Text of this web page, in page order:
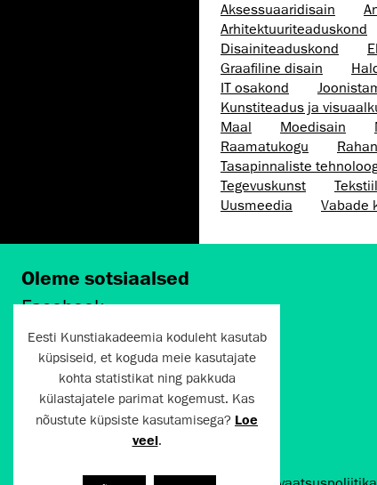
Aksessuaaridisain
Arhitektuuri­teaduskond
Disaini­­teaduskond
Graafiline disain
IT osakond
Kunstiteadus ja
Maal
Moedisain
Raamatukogu
Tasapinnaliste
Tegevuskunst
Uusmeedia
Vabade
Oleme sotsiaalsed
Facebook
Twitter
LinkedIn
Flickr
Vimeo
YouTube
Eesti Kunstiakadeemia koduleht kasutab
küpsiseid, et koguda meie kasutajate
kohta statistikat ning pakkuda
külastajatele parimat kogemust. Kas
nõustute küpsiste kasutamisega? Loe
veel.